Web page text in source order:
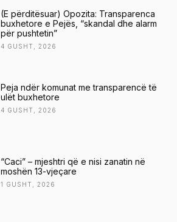
(E përditësuar) Opozita: Transparenca
buxhetore e Pejës, “skandal dhe alarm
për pushtetin”
4 GUSHT, 2026
Peja ndër komunat me transparencë të
ulët buxhetore
4 GUSHT, 2026
“Caci” – mjeshtri që e nisi zanatin në
moshën 13-vjeçare
1 GUSHT, 2026